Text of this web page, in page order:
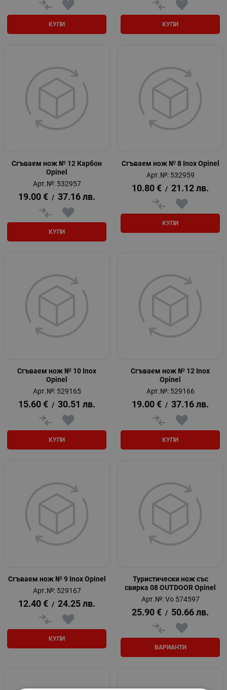
КУПИ КУПИ
Сгъваем нож № 12 Карбон
Opinel
Арт.№: 532957
19.00 € / 37.16 лв.
КУПИ
Сгъваем нож № 8 Inox Opinel
Арт.№: 532959
10.80 € / 21.12 лв.
КУПИ
Сгъваем нож № 10 Inox
Opinel
Арт.№: 529165
15.60 € / 30.51 лв.
КУПИ
Сгъваем нож № 12 Inox
Opinel
Арт.№: 529166
19.00 € / 37.16 лв.
КУПИ
Сгъваем нож № 9 Inox Opinel
Арт.№: 529167
12.40 € / 24.25 лв.
КУПИ
Туристически нож със
свирка 08 OUTDOOR Opinel
Арт.№: Vo 574597
25.90 € / 50.66 лв.
ВАРИАНТИ